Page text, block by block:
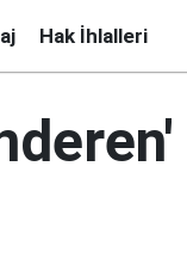
Hak İhlalleri